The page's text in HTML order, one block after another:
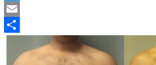
Telegram
Email